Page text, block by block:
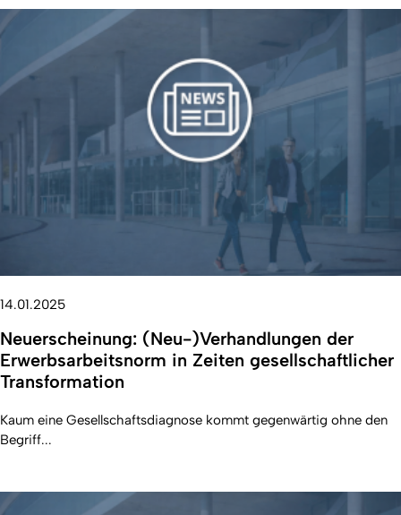
14.01.2025
Neuerscheinung: (Neu-)Verhandlungen der
Erwerbsarbeitsnorm in Zeiten gesellschaftlicher
Transformation
Kaum eine Gesellschaftsdiagnose kommt gegenwärtig ohne den
Begriff...